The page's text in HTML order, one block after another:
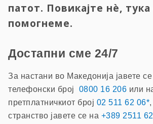
патот. Повикајте нè,
помогнеме.
Достапни сме 24/7
За настани во Македонија јавете
телефонски број 0800 16 206 или
претплатничкиот број 02 511 62 06*
странство јавете се на +389 2511